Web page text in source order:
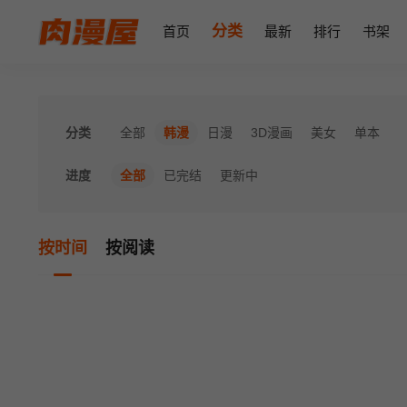
首页 分类 最新 排行 书架
分类 全部 韩漫 日漫 3D漫画 美女 单本
进度 全部 已完结 更新中
按时间 按阅读